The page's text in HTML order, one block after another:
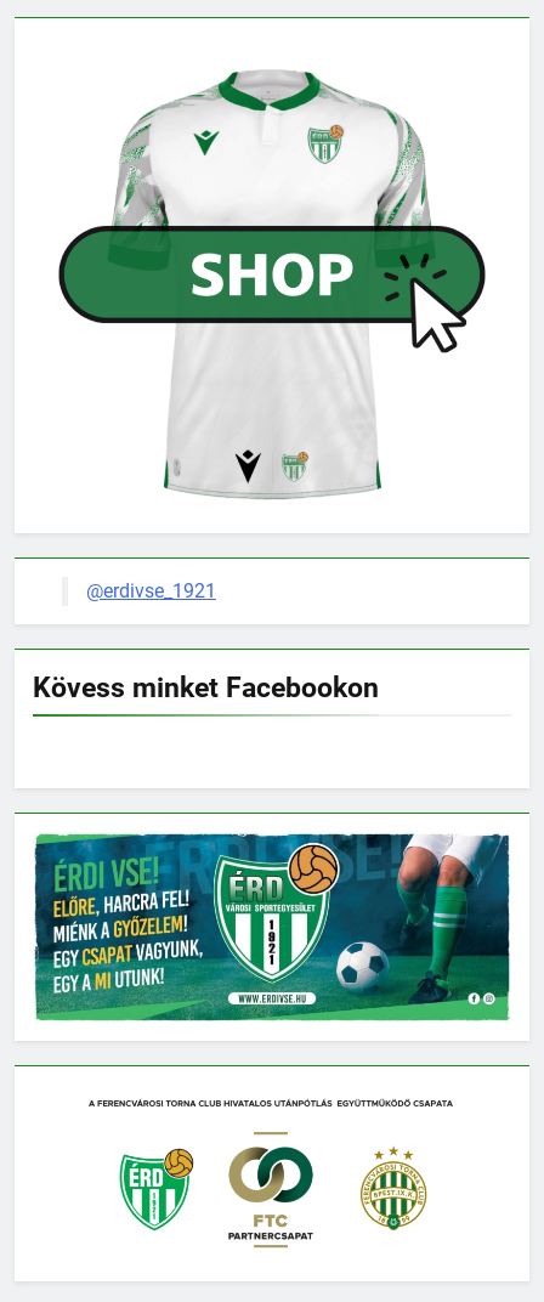
@erdivse_1921
Kövess minket Facebookon